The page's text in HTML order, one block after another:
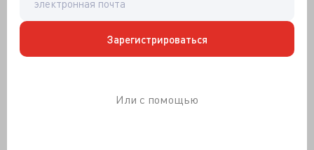
Зарегистрироваться
Или с помощью
Диплопия;
Двигательные нарушения;
Нарушения чувствительности: сенсорные,
парестезии;
Для ишемического инсульта характерны